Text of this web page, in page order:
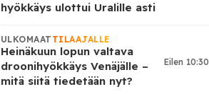
hyökkäys ulottui Uralille asti
ULKOMAAT TILAAJALLE
Heinäkuun lopun valtava
droonihyökkäys Venäjälle –
mitä siitä tiedetään nyt?
Eilen 10:30